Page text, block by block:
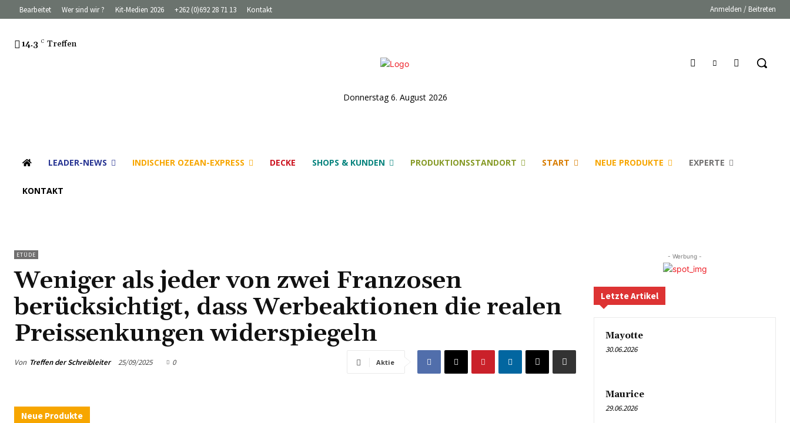
Bearbeitet Wer sind wir ? Kit-Medien 2026 +262 (0)692 28 71 13 Kontakt Anmelden / Beitreten
14.3 C Treffen
Donnerstag 6. August 2026
LEADER-NEWS INDISCHER OZEAN-EXPRESS DECKE SHOPS & KUNDEN PRODUKTIONSSTANDORT START NEUE PRODUKTE EXPERTE
KONTAKT
ETÜDE
Weniger als jeder von zwei Franzosen
berücksichtigt, dass Werbeaktionen die realen
Preissenkungen widerspiegeln
Von Treffen der Schreibleiter 25/09/2025 0 Aktie
Neue Produkte
- Werbung -
Letzte Artikel
Mayotte
30.06.2026
Maurice
29.06.2026